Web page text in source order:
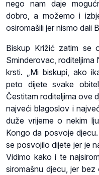
nego nam daje
dobro, a možemo i
osiromašili jer nismo dali
Biskup Križić zatim se
Sminderovac, roditeljima
krsti. „Mi biskupi, ako
peto dijete svake
Čestitam roditeljima ove
najveći blagoslov i
duže vrijeme o nekim
Kongo da posvoje
se posvojilo dijete jer je
Vidimo kako i te
siromašnu djecu, jer bez